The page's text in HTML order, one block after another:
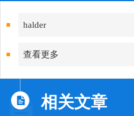
halder
查看更多
相关文章